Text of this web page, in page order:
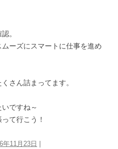
。
ーズにスマートに仕事を進め
さん詰まってます。
ですね～
て行こう！
年11月23日 |